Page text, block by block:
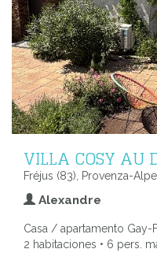
VILLA COSY AU
Fréjus (83), Provenza-
Alexandre
Casa / apartamento Gay-
2 habitaciones • 6 pers.